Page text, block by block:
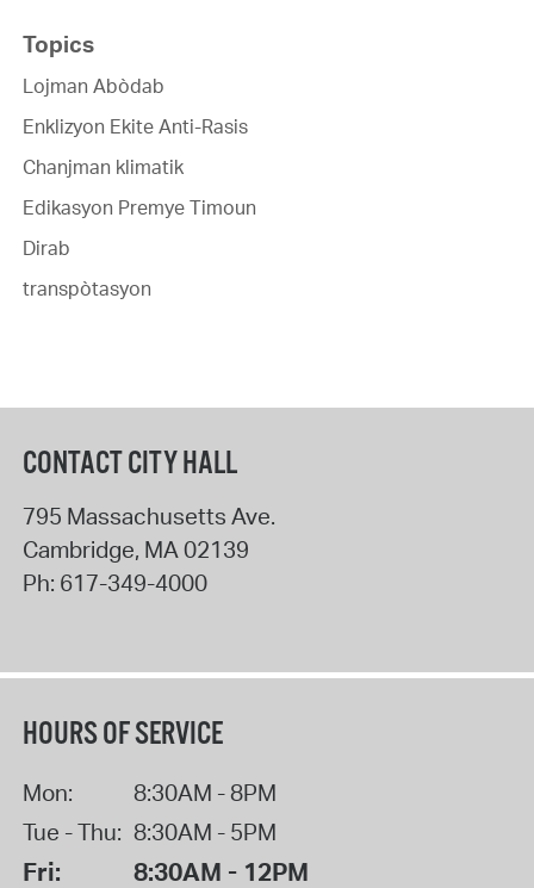
Topics
Lojman Abòdab
Enklizyon Ekite Anti-Rasis
Chanjman klimatik
Edikasyon Premye Timoun
Dirab
transpòtasyon
CONTACT CITY HALL
795 Massachusetts Ave.
Cambridge, MA 02139
Ph: 617-349-4000
HOURS OF SERVICE
Mon:
8:30AM - 8PM
Tue - Thu: 8:30AM - 5PM
Fri: 8:30AM - 12PM